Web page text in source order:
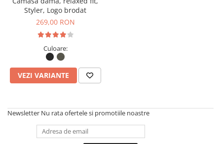
Styler, Logo brodat
269,00 RON
Culoare:
VEZI VARIANTE
Newsletter Nu rata ofertele si promotiile noastre